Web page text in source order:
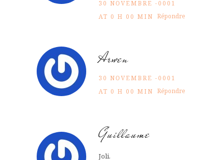
30 NOVEMBRE -0001
AT 0 H 00 MIN Répondre
Arwen
30 NOVEMBRE -0001
AT 0 H 00 MIN Répondre
Guillaume
Joli.